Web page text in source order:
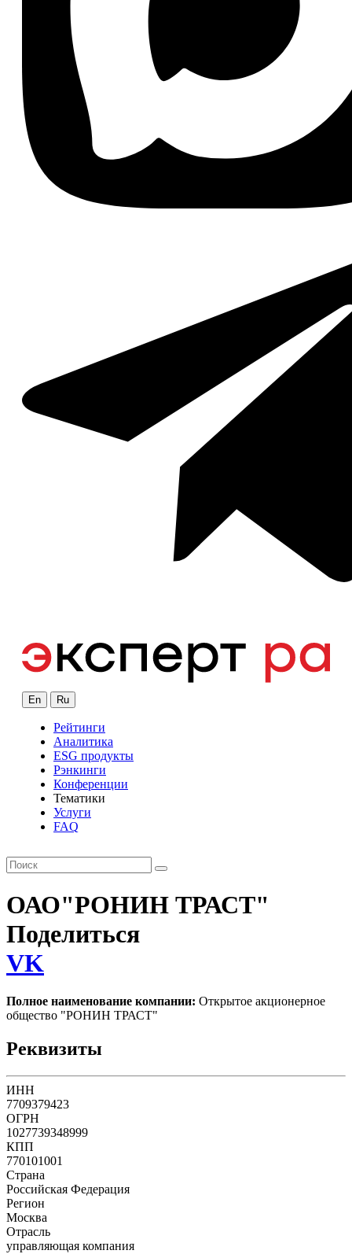
En Ru
Рейтинги
Аналитика
ESG продукты
Рэнкинги
Конференции
Тематики
Услуги
FAQ
ОАО"РОНИН ТРАСТ"
Поделиться
VK
Полное наименование компании: Открытое акционерное
общество "РОНИН ТРАСТ"
Реквизиты
ИНН
7709379423
ОГРН
1027739348999
КПП
770101001
Страна
Российская Федерация
Регион
Москва
Отрасль
управляющая компания